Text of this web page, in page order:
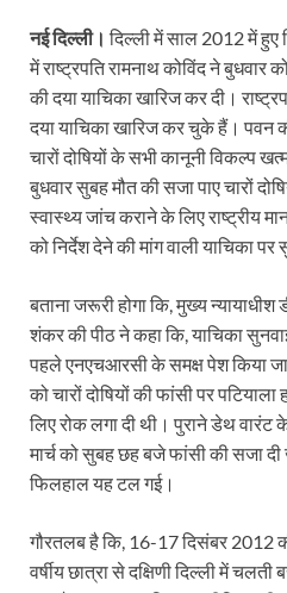
नई दिल्ली। दिल्ली में साल 2012 में हुए
में राष्ट्रपति रामनाथ कोविंद ने बुधवार
की दया याचिका खारिज कर दी।
दया याचिका खारिज कर चुके हैं। पवन
चारों दोषियों के सभी कानूनी विकल्प
बुधवार सुबह मौत की सजा पाए चारों
स्वास्थ्य जांच कराने के लिए राष्ट्रीय
को निर्देश देने की मांग वाली याचिका
बताना जरूरी होगा कि, मुख्य न्यायाधीश
शंकर की पीठ ने कहा कि, याचिका
पहले एनएचआरसी के समक्ष पेश किया
को चारों दोषियों की फांसी पर
लिए रोक लगा दी थी। पुराने डेथ वारंट
मार्च को सुबह छह बजे फांसी की सजा
फिलहाल यह टल गई।
गौरतलब है कि, 16-17 दिसंबर 2012
वर्षीय छात्रा से दक्षिणी दिल्ली में